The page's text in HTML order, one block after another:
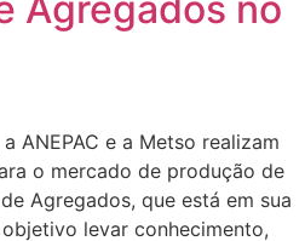
ANEPAC e a Metso realizam
o mercado de produção de
Agregados, que está em sua
levar conhecimento,